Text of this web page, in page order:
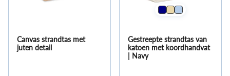
Canvas strandtas met
juten detail
Gestreepte strandtas van
katoen met koordhandvat
| Navy